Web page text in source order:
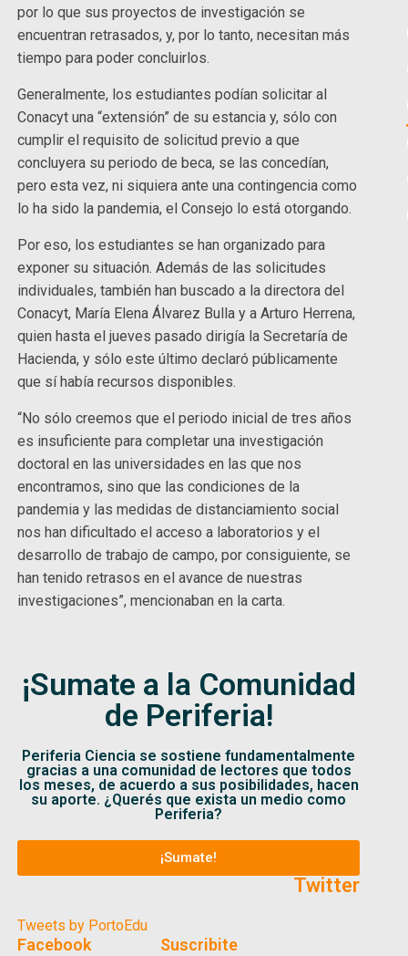
por lo que sus proyectos de investigación se
encuentran retrasados, y, por lo tanto, necesitan más
tiempo para poder concluirlos.
Generalmente, los estudiantes podían solicitar al
Conacyt una “extensión” de su estancia y, sólo con
cumplir el requisito de solicitud previo a que
concluyera su periodo de beca, se las concedían,
pero esta vez, ni siquiera ante una contingencia como
lo ha sido la pandemia, el Consejo lo está otorgando.
Por eso, los estudiantes se han organizado para
exponer su situación. Además de las solicitudes
individuales, también han buscado a la directora del
Conacyt, María Elena Álvarez Bulla y a Arturo Herrena,
quien hasta el jueves pasado dirigía la Secretaría de
Hacienda, y sólo este último declaró públicamente
que sí había recursos disponibles.
“No sólo creemos que el periodo inicial de tres años
es insuficiente para completar una investigación
doctoral en las universidades en las que nos
encontramos, sino que las condiciones de la
pandemia y las medidas de distanciamiento social
nos han dificultado el acceso a laboratorios y el
desarrollo de trabajo de campo, por consiguiente, se
han tenido retrasos en el avance de nuestras
investigaciones”, mencionaban en la carta.
¡Sumate a la Comunidad
de Periferia!
Periferia Ciencia se sostiene fundamentalmente
gracias a una comunidad de lectores que todos
los meses, de acuerdo a sus posibilidades, hacen
su aporte. ¿Querés que exista un medio como
Periferia?
¡Sumate!
Twitter
Tweets by PortoEdu
Facebook Suscribite